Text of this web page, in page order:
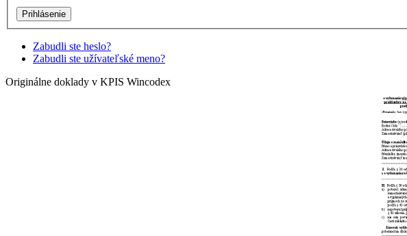
Zabudli ste heslo?
Zabudli ste užívateľské meno?
Originálne doklady v KPIS Wincodex